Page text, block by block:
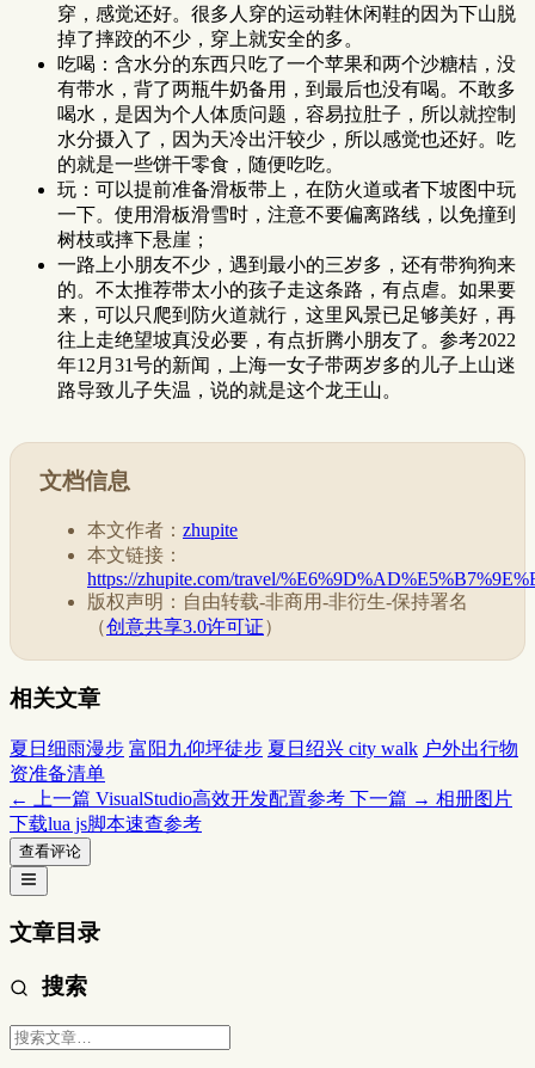
穿，感觉还好。很多人穿的运动鞋休闲鞋的因为下山脱
掉了摔跤的不少，穿上就安全的多。
吃喝：含水分的东西只吃了一个苹果和两个沙糖桔，没
有带水，背了两瓶牛奶备用，到最后也没有喝。不敢多
喝水，是因为个人体质问题，容易拉肚子，所以就控制
水分摄入了，因为天冷出汗较少，所以感觉也还好。吃
的就是一些饼干零食，随便吃吃。
玩：可以提前准备滑板带上，在防火道或者下坡图中玩
一下。使用滑板滑雪时，注意不要偏离路线，以免撞到
树枝或摔下悬崖；
一路上小朋友不少，遇到最小的三岁多，还有带狗狗来
的。不太推荐带太小的孩子走这条路，有点虐。如果要
来，可以只爬到防火道就行，这里风景已足够美好，再
往上走绝望坡真没必要，有点折腾小朋友了。参考2022
年12月31号的新闻，上海一女子带两岁多的儿子上山迷
路导致儿子失温，说的就是这个龙王山。
文档信息
本文作者： zhupite
本文链接：
https://zhupite.com/travel/
版权声明：自由转载-非商用-非衍生-保持署名
（创意共享3.0许可证）
相关文章
夏日细雨漫步 富阳九仰坪徒步 夏日绍兴 city walk 户外出行物
资准备清单
← 上一篇 VisualStudio高效开发配置参考 下一篇 → 相册图片
下载lua js脚本速查参考
查看评论
文章目录
搜索